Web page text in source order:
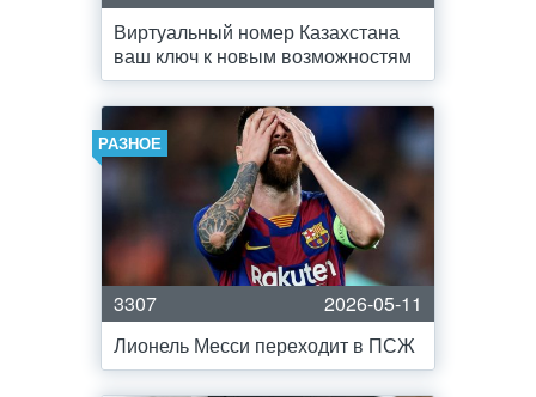
Виртуальный номер Казахстана
ваш ключ к новым возможностям
РАЗНОЕ
3307
2026-05-11
Лионель Месси переходит в ПСЖ